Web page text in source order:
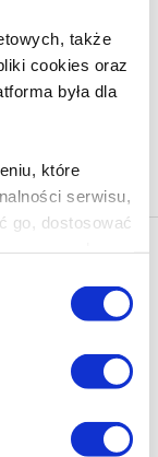
także
cookies oraz
była dla
które
serwisu,
go, dostosować
prawidłowego
takie, które
Na prezent
informacji
biznesowych
określony w